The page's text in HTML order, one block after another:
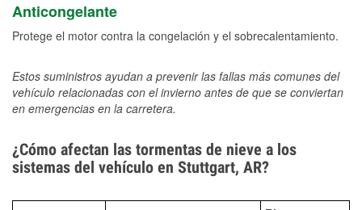
Anticongelante
Protege el motor contra la congelación y el sobrecalentamiento.
Estos suministros ayudan a prevenir las fallas más comunes del
vehículo relacionadas con el invierno antes de que se conviertan
en emergencias en la carretera.
¿Cómo afectan las tormentas de nieve a los
sistemas del vehículo en Stuttgart, AR?